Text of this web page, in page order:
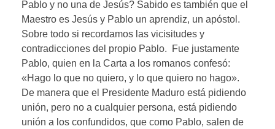
Pablo y no una de Jesús? Sabido es también que el
Maestro es Jesús y Pablo un aprendiz, un apóstol.
Sobre todo si recordamos las vicisitudes y
contradicciones del propio Pablo. Fue justamente
Pablo, quien en la Carta a los romanos confesó:
«Hago lo que no quiero, y lo que quiero no hago».
De manera que el Presidente Maduro está pidiendo
unión, pero no a cualquier persona, está pidiendo
unión a los confundidos, que como Pablo, salen de